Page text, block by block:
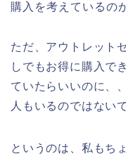
購入を考えているの
ただ、アウトレット
しでもお得に購入で
ていたらいいのに、
人もいるのではない
というのは、私もち